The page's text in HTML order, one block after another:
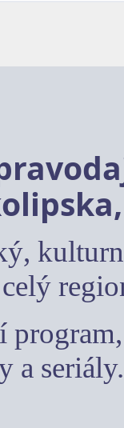
a seriály.